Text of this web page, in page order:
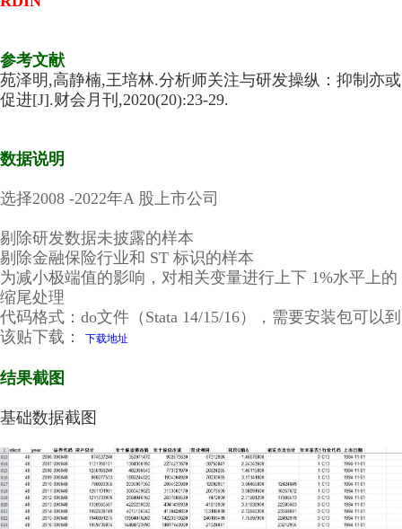
参考文献
苑泽明,高静楠,王培林.分析师关注与研发操纵：抑制亦或
促进[J].财会月刊,2020(20):23-29.
数据说明
选择2008 -2022年A 股上市公司
剔除研发数据未披露的样本
剔除金融保险行业和 ST 标识的样本
为减小极端值的影响，对相关变量进行上下 1%水平上的
缩尾处理
代码格式：do文件（Stata 14/15/16），需要安装包可以到
该贴下载：
下载地址
结果截图
基础数据截图